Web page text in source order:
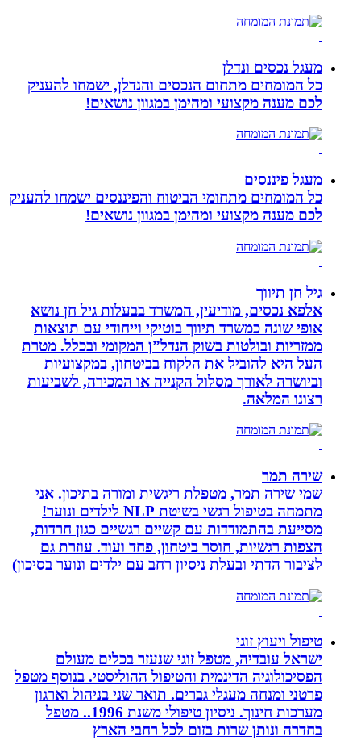
מעגל נכסים ונדלן
כל המומחים מתחום הנכסים והנדלן, ישמחו להעניק
לכם מענה מקצועי ומהימן במגוון נושאים!
מעגל פיננסים
כל המומחים מתחומי הביטוח והפיננסים ישמחו להעניק
לכם מענה מקצועי ומהימן במגוון נושאים!
גיל חן תיווך
אלפא נכסים, מודיעין, המשרד בבעלות גיל חן נושא
אופי שונה כמשרד תיווך בוטיקי וייחודי עם תוצאות
ממזריות ובולטות בשוק הנדל”ן המקומי ובכלל. מטרת
העל היא להוביל את הלקוח בביטחון, במקצועיות
וביושרה לאורך מסלול הקנייה או המכירה, לשביעות
רצונו המלאה.
שירה תמר
שמי שירה תמר, מטפלת ריגשית ומורה בתיכון. אני
מתמחה בטיפול רגשי בשיטת NLP לילדים ונוער!
מסייעת בהתמודדות עם קשיים רגשיים כגון חרדות,
הצפות רגשיות, חוסר ביטחון, פחד ועוד. עוזרת גם
לציבור הדתי ובעלת ניסיון רחב עם ילדים ונוער בסיכון)
טיפול ויעוץ זוגי
ישראל עובדיה, מטפל זוגי שנעזר בכלים מעולם
הפסיכולוגיה הדינמית והטיפול ההוליסטי. בנוסף מטפל
פרטני ומנחה מעגלי גברים. תואר שני בניהול וארגון
מערכות חינוך. ניסיון טיפולי משנת 1996.. מטפל
בחדרה ונותן שרות בזום לכל רחבי הארץ